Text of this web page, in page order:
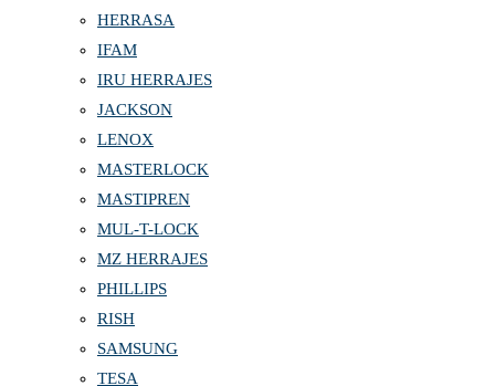
HERRASA
IFAM
IRU HERRAJES
JACKSON
LENOX
MASTERLOCK
MASTIPREN
MUL-T-LOCK
MZ HERRAJES
PHILLIPS
RISH
SAMSUNG
TESA